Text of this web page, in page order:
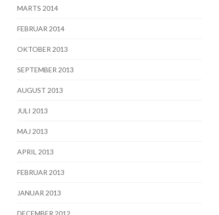
MARTS 2014
FEBRUAR 2014
OKTOBER 2013
SEPTEMBER 2013
AUGUST 2013
JULI 2013
MAJ 2013
APRIL 2013
FEBRUAR 2013
JANUAR 2013
DECEMBER 2012